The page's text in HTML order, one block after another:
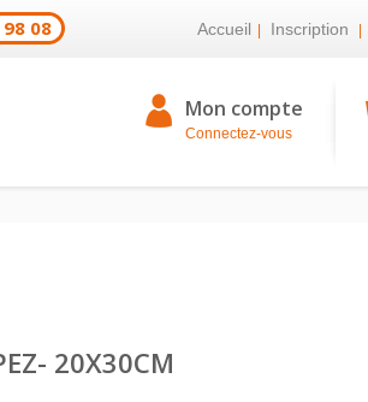
08 Accueil Inscription
Mon compte
Connectez-vous
20X30CM